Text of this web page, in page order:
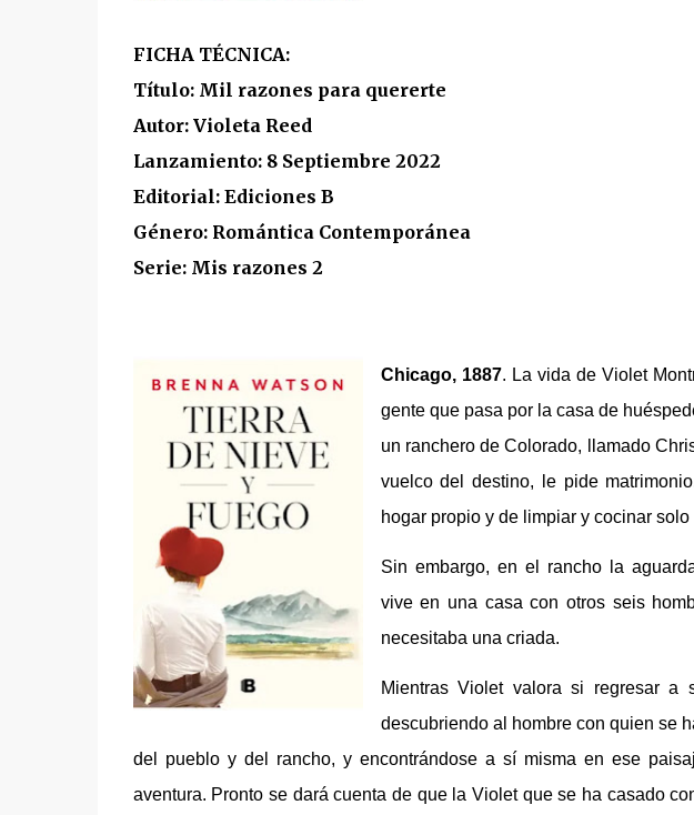
FICHA TÉCNICA:
Título: Mil razones para quererte
Autor: Violeta Reed
Lanzamiento: 8 Septiembre 2022
Editorial: Ediciones B
Género: Romántica Contemporánea
Serie: Mis razones 2
Chicago, 1887. La vida de Violet
gente que pasa por la casa de
un ranchero de Colorado, llamado
vuelco del destino, le pide
hogar propio y de limpiar y cocinar
Sin embargo, en el rancho la
vive en una casa con otros seis
necesitaba una criada.
Mientras Violet valora si regresar a
descubriendo al hombre con quien se
del pueblo y del rancho, y encontrándose a sí misma en ese
aventura. Pronto se dará cuenta de que la Violet que se ha casado